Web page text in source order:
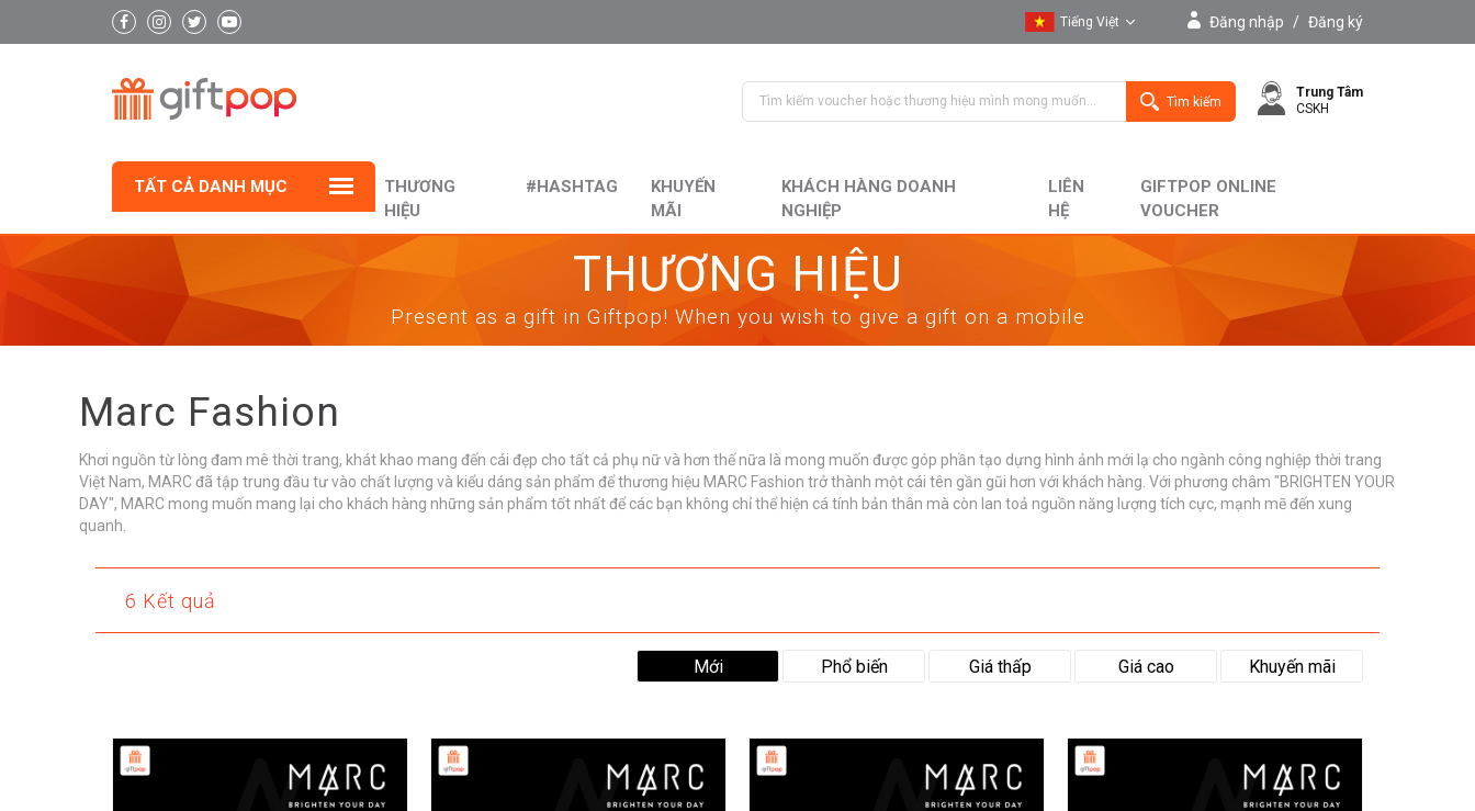
Tiếng Việt
English
Đăng nhập / Đăng ký
Tìm kiếm
Trung Tâm
CSKH
TẤT CẢ DANH MỤC
THƯƠNG
HIỆU
#HASHTAG
KHUYẾN
MÃI
KHÁCH HÀNG DOANH
NGHIỆP
LIÊN
HỆ
GIFTPOP ONLINE
VOUCHER
THƯƠNG HIỆU
Present as a gift in Giftpop! When you wish to give a gift on a mobile
Marc Fashion
Khơi nguồn từ lòng đam mê thời trang, khát khao mang đến cái đẹp cho tất cả phụ nữ và hơn thế nữa là mong muốn được góp phần tạo dựng hình ảnh mới lạ cho ngành công nghiệp thời trang
Việt Nam, MARC đã tập trung đầu tư vào chất lượng và kiểu dáng sản phẩm để thương hiệu MARC Fashion trở thành một cái tên gần gũi hơn với khách hàng. Với phương châm "BRIGHTEN YOUR
DAY", MARC mong muốn mang lại cho khách hàng những sản phẩm tốt nhất để các bạn không chỉ thể hiện cá tính bản thân mà còn lan toả nguồn năng lượng tích cực, mạnh mẽ đến xung
quanh.
6 Kết quả
Mới Phổ biến Giá thấp Giá cao Khuyến mãi